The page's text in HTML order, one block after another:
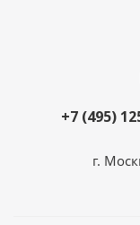
+7 (495)
г.